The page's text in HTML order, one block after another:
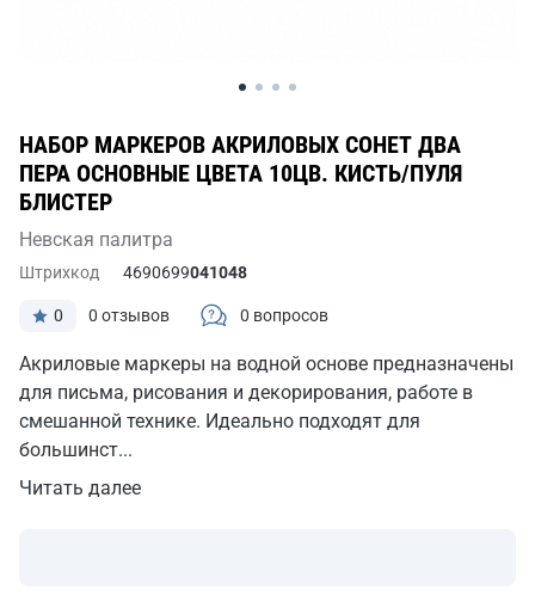
НАБОР МАРКЕРОВ АКРИЛОВЫХ СОНЕТ ДВА
ПЕРА ОСНОВНЫЕ ЦВЕТА 10ЦВ. КИСТЬ/ПУЛЯ
БЛИСТЕР
Невская палитра
0 0 отзывов 0 вопросов
Штрихкод 4690699041048
Акриловые маркеры на водной основе предназначены
для письма, рисования и декорирования, работе в
смешанной технике. Идеально подходят для
большинст...
Читать далее